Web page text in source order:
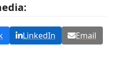
LinkedIn
Email